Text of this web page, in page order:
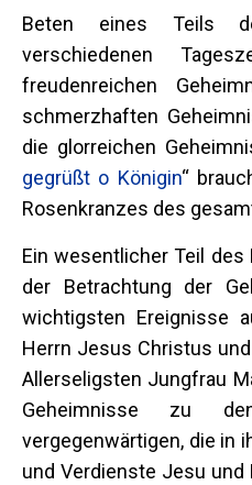
Beten eines Teils
verschiedenen
freudenreichen
schmerzhaften
die glorreichen
gegrüßt o Königin“
Rosenkranzes des
Ein wesentlicher Teil
der Betrachtung der
wichtigsten Ereignisse
Herrn Jesus Christus
Allerseligsten Jungfrau
Geheimnisse zu
vergegenwärtigen, die in
und Verdienste Jesu und